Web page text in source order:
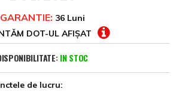
GARANTIE: 36 Luni
DOT-UL AFIȘAT
IN STOC
de lucru: